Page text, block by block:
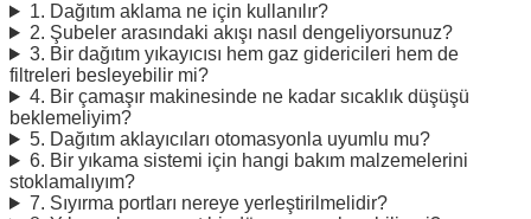
1. Dağıtım aklama ne için kullanılır?
2. Şubeler arasındaki akışı nasıl dengeliyorsunuz?
3. Bir dağıtım yıkayıcısı hem gaz gidericileri hem de
filtreleri besleyebilir mi?
4. Bir çamaşır makinesinde ne kadar sıcaklık düşüşü
beklemeliyim?
5. Dağıtım aklayıcıları otomasyonla uyumlu mu?
6. Bir yıkama sistemi için hangi bakım malzemelerini
stoklamalıyım?
7. Sıyırma portları nereye yerleştirilmelidir?